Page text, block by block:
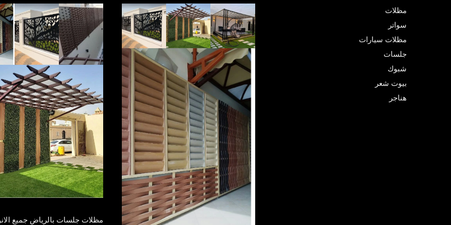
مظلات
سواتر
مظلات سيارات
جلسات
شبوك
بيوت شعر
هناجر
مظلات جلسات بالرياض جميع